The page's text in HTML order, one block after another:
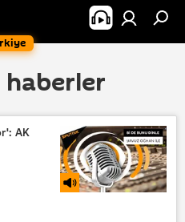
haberler
AK